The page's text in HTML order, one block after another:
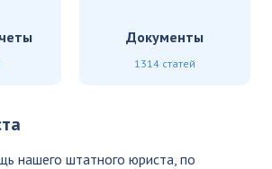
Документы
1314 статей
нашего штатного юриста, по